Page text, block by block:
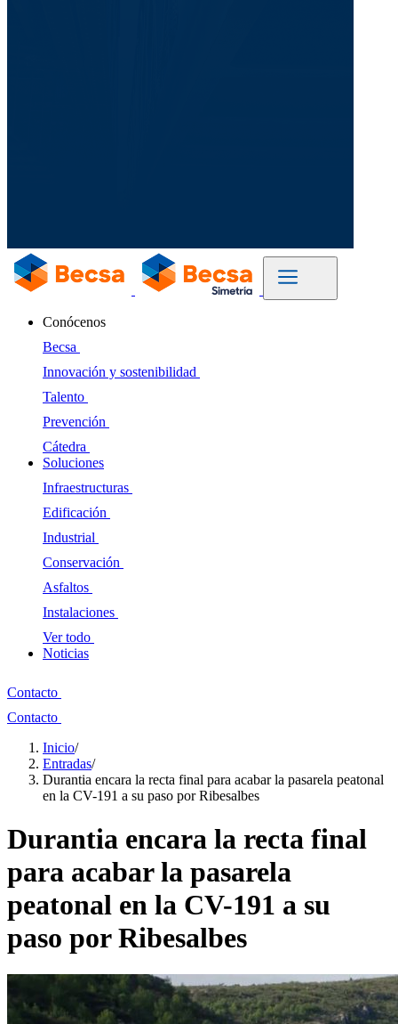
Conócenos
Becsa
Innovación y sostenibilidad
Talento
Prevención
Cátedra
Soluciones
Infraestructuras
Edificación
Industrial
Conservación
Asfaltos
Instalaciones
Ver todo
Noticias
Contacto
Contacto
Inicio/
Entradas/
Durantia encara la recta final para acabar la pasarela peatonal
en la CV-191 a su paso por Ribesalbes
Durantia encara la recta final
para acabar la pasarela
peatonal en la CV-191 a su
paso por Ribesalbes